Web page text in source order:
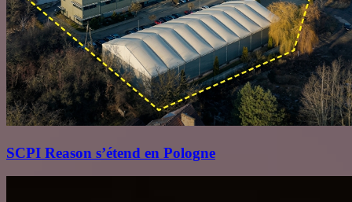
SCPI Reason s’étend en Pologne